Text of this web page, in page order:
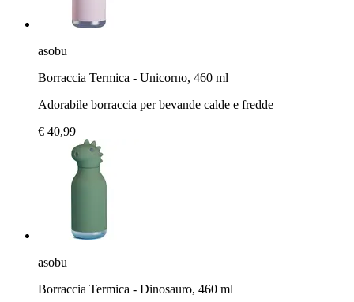
asobu
Borraccia Termica - Unicorno, 460 ml
Adorabile borraccia per bevande calde e fredde
€ 40,99
asobu
Borraccia Termica - Dinosauro, 460 ml